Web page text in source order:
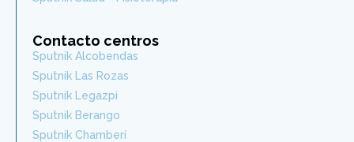
Contacto centros
Sputnik Alcobendas
Sputnik Las Rozas
Sputnik Legazpi
Sputnik Berango
Sputnik Chamberí